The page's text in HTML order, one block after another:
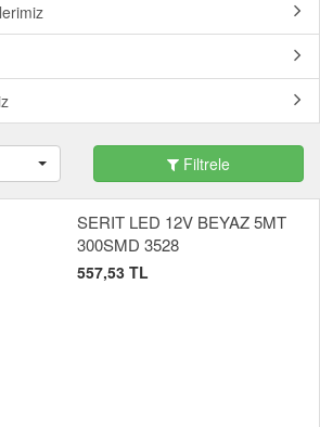
Filtrele
SERIT LED 12V BEYAZ 5MT
300SMD 3528
557,53 TL